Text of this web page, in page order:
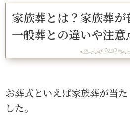
家族葬とは？家族葬が
一般葬との違いや注意
お葬式といえば家族葬が当
した。